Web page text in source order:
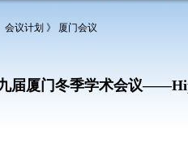
会议计划 》 厦门会议
届厦门冬季学术会议